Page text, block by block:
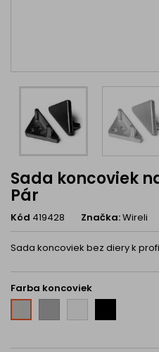
Sada koncoviek
Pár
Kód 419428 Značka:Wireli
Sada koncoviek bez diery k
Farba koncoviek